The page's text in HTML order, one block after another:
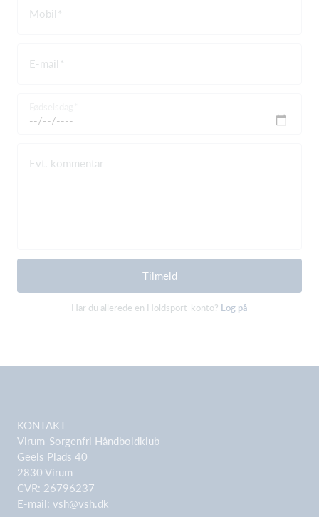
Mobil
E-mail
Evt. kommentar
Tilmeld
Har du allerede en Holdsport-konto? Log på
KONTAKT
Virum-Sorgenfri Håndboldklub
Geels Plads 40
2830 Virum
CVR: 26796237
E-mail: vsh@vsh.dk